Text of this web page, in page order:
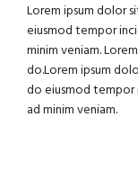
Lorem ipsum dolor
eiusmod tempor
minim veniam.
do.Lorem ipsum
do eiusmod tempor
ad minim veniam.